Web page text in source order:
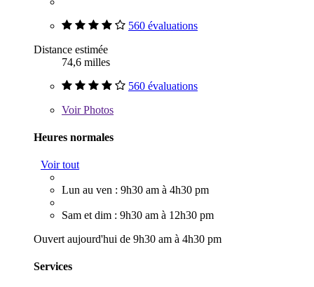
560 évaluations
Distance estimée
74,6 milles
560 évaluations
VoirPhotos
Heures normales
Voir tout
Lun au ven : 9h30 am à 4h30 pm
Sam et dim : 9h30 am à 12h30 pm
Ouvert aujourd'hui de 9h30 am à 4h30 pm
Services